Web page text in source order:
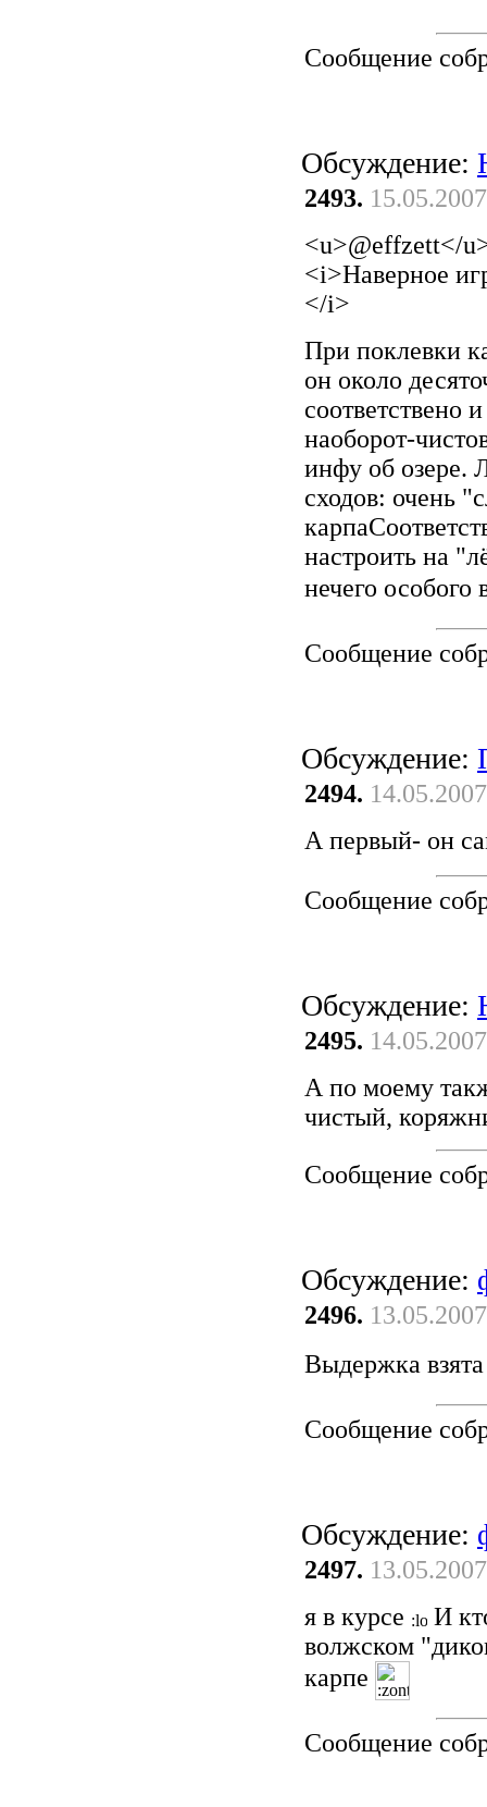
Сообщение
Обсуждение:
2493.
<u>@effzett</
<i>Наверное
</i>
При поклевки
он около
наоборот-
инфу об озере.
сходов: очень
настроить на
нечего
Сообщение
Обсуждение:
2494.
А первый- он
Сообщение
Обсуждение:
2495.
А по моему
чистый,
Сообщение
Обсуждение:
2496.
Выдержка
Сообщение
Обсуждение:
2497.
я в курсе
И
волжском
карпе
Сообщение